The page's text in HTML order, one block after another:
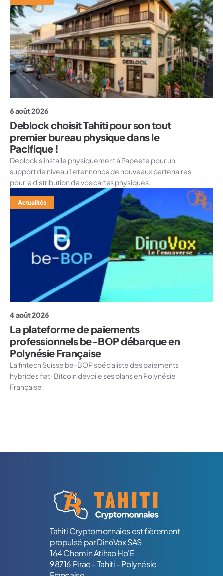
6 août 2026
Deblock choisit Tahiti pour son tout
premier bureau physique dans le
Pacifique !
Deblock s'installe physiquement à Papeete pour un
support de niveau 1 et annonce de nouveaux partenaires
pour la distribution de vos cartes physiques.
Actualités
4 août 2026
La plateforme de paiements
professionnels be-BOP débarque en
Polynésie Française
La fintech Suisse be-BOP spécialiste des paiements
hybrides fiat-Bitcoin dévoile ses plans en Polynésie
Française
Tahiti Cryptomonnaies est fièrement
propulsé par DinoVox SAS
164 Chemin Atihao Ho'E
98716 Pirae - Tahiti - Polynésie